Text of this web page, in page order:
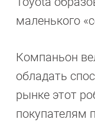
маленького
Компаньон
обладать
рынке этот
покупателям